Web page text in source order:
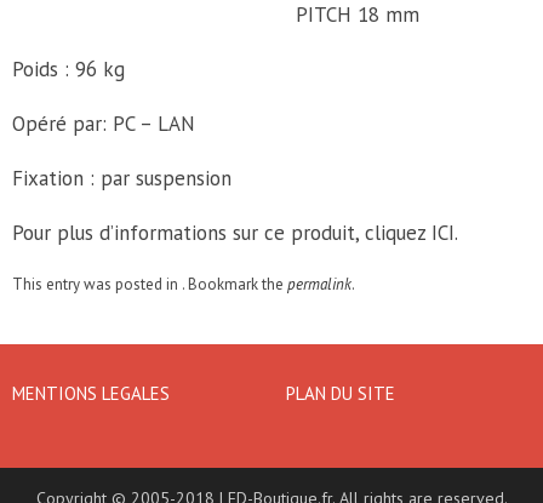
PITCH 18 mm
Poids : 96 kg
Opéré par: PC – LAN
Fixation : par suspension
Pour plus d’informations sur ce produit, cliquez ICI.
This entry was posted in . Bookmark the permalink.
MENTIONS LEGALES PLAN DU SITE
Copyright © 2005-2018 LED-Boutique.fr. All rights are reserved.